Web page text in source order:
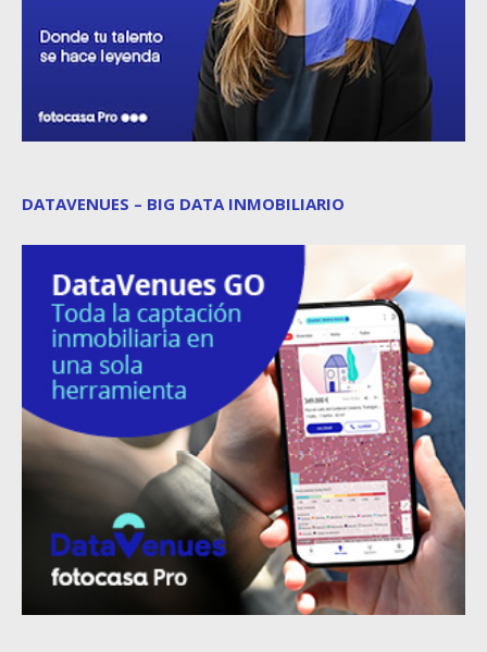
DATAVENUES – BIG DATA INMOBILIARIO